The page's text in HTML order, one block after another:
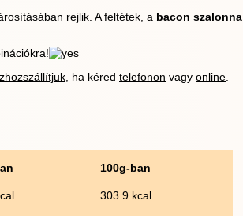
rejlik. A feltétek, a bacon szalonna
, ha kéred telefonon vagy online
100g-ban
303.9 kcal